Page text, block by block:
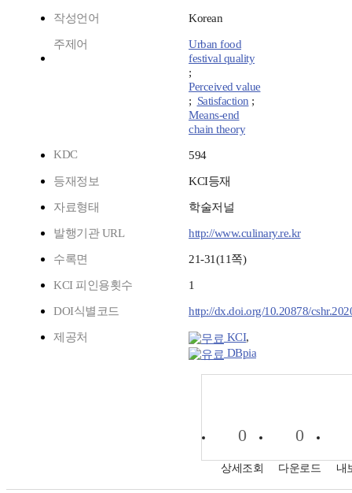
작성언어 Korean
주제어
Urban food
festival quality
;
Perceived value
; Satisfaction ;
Means-end
chain theory
KDC
594
등재정보 KCI등재
자료형태 학술저널
발행기관 URL http://www.culinary.re.kr
수록면 21-31(11쪽)
KCI 피인용횟수 1
DOI식별코드 http://dx.doi.org/10.20878/
제공처 KCI,
DBpia
0
상세조회
0
다운로드 내